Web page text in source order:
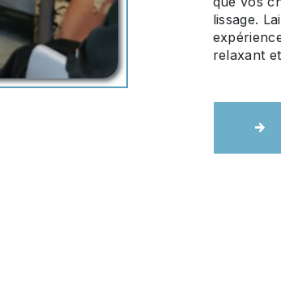
lissage.
relaxant